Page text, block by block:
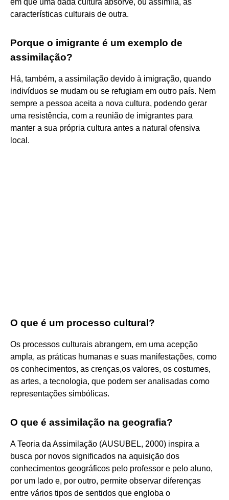
características culturais de outra.
Porque o imigrante é um exemplo de
assimilação?
Há, também, a assimilação devido à imigração, quando
indivíduos se mudam ou se refugiam em outro país. Nem
sempre a pessoa aceita a nova cultura, podendo gerar
uma resistência, com a reunião de imigrantes para
manter a sua própria cultura antes a natural ofensiva
local.
O que é um processo cultural?
Os processos culturais abrangem, em uma acepção
ampla, as práticas humanas e suas manifestações, como
os conhecimentos, as crenças,os valores, os costumes,
as artes, a tecnologia, que podem ser analisadas como
representações simbólicas.
O que é assimilação na geografia?
A Teoria da Assimilação (AUSUBEL, 2000) inspira a
busca por novos significados na aquisição dos
conhecimentos geográficos pelo professor e pelo aluno,
por um lado e, por outro, permite observar diferenças
entre vários tipos de sentidos que engloba o